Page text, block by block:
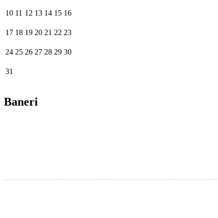
10 11 12 13 14 15 16
17 18 19 20 21 22 23
24 25 26 27 28 29 30
31
Baneri